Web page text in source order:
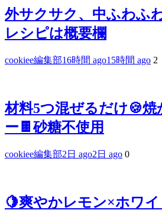
外サクサク、中ふわふ
レシピは概要欄
cookiee編集部16時間 ago15時間 ago 2
材料5つ混ぜるだけ🍪
ー🍫砂糖不使用
cookiee編集部2日 ago2日 ago 0
🍋爽やかレモン×ホワ